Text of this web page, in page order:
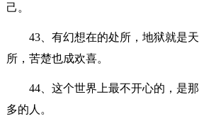
己。
43、有幻想在的处所，地狱就是
所，苦楚也成欢喜。
44、这个世界上最不开心的，是
多的人。